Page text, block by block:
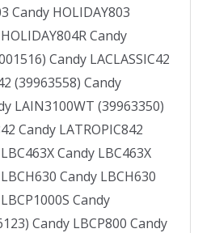
Candy HOLIDAY803
Candy
Candy LACLASSIC42
(39963558) Candy
LAIN3100WT (39963350)
Candy LATROPIC842
Candy LBC463X
Candy LBCH630
Candy
Candy LBCP800 Candy